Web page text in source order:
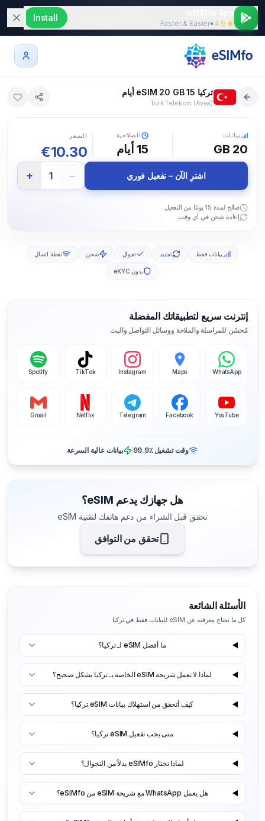
★ 4.9
•
Faster & Easier
Install
تركيا eSIM 20 GB 15 أيام
Turk Telekom (Avea)
بيانات
20 GB
الصلاحية
15 أيام
السعر
€10.30
اشترِ الآن – تفعيل فوري −
1
+
صالح لمدة 15 يومًا من التفعيل
إعادة شحن في أي وقت
بيانات فقط تجديد تجوال شحن نقطة اتصال
بدون eKYC
إنترنت سريع لتطبيقاتك المفضلة
مُحسّن للمراسلة والملاحة ووسائل التواصل والبث
WhatsApp
Maps
Instagram
TikTok
Spotify
YouTube
Facebook
Telegram
Netflix
Gmail
وقت تشغيل ‎99.9٪ بيانات عالية السرعة
هل جهازك يدعم eSIM؟
تحقق قبل الشراء من دعم هاتفك لتقنية eSIM
تحقق من التوافق
الأسئلة الشائعة
كل ما تحتاج معرفته عن eSIM للبيانات فقط في تركيا
ما أفضل eSIM لـ تركيا؟
لماذا لا تعمل شريحة eSIM الخاصة بـ تركيا بشكل صحيح؟
كيف أتحقق من استهلاك بيانات eSIM تركيا؟
متى يجب تفعيل eSIM تركيا؟
لماذا تختار eSIMfo بدلاً من التجوال؟
هل يعمل WhatsApp مع شريحة eSIM من eSIMfo؟